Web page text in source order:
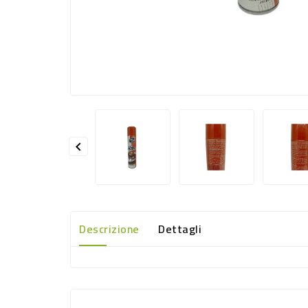

Descrizione Dettagli